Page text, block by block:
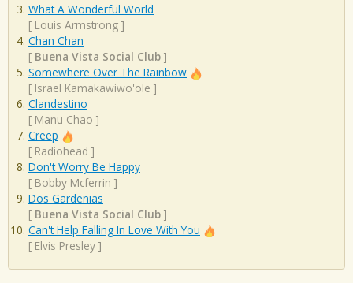
What A Wonderful World
[ Louis Armstrong ]
Chan Chan
[ Buena Vista Social Club ]
Somewhere Over The Rainbow
[ Israel Kamakawiwo'ole ]
Clandestino
[ Manu Chao ]
Creep
[ Radiohead ]
Don't Worry Be Happy
[ Bobby Mcferrin ]
Dos Gardenias
[ Buena Vista Social Club ]
Can't Help Falling In Love With You
[ Elvis Presley ]